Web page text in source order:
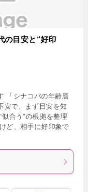
の目安と“好印
「シナコバの年齢層
安で、まず目安を知
合う”の根拠を整理
ど、相手に好印象で